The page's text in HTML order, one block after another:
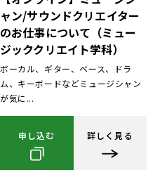
ャン/サウンドクリエイター
のお仕事について（ミュー
ジッククリエイト学科）
ボーカル、ギター、ベース、ドラ
ム、キーボードなどミュージシャン
が気に...
申し込む 詳しく見る